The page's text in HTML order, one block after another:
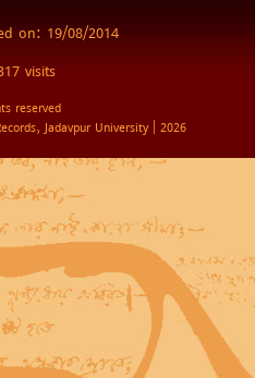
on: 19/08/2014
visits
reserved
Jadavpur University | 2026